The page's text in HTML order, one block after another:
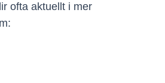
ofta aktuellt i mer